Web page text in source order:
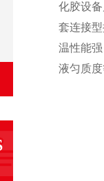
化胶设
套连接
温性能
液匀质